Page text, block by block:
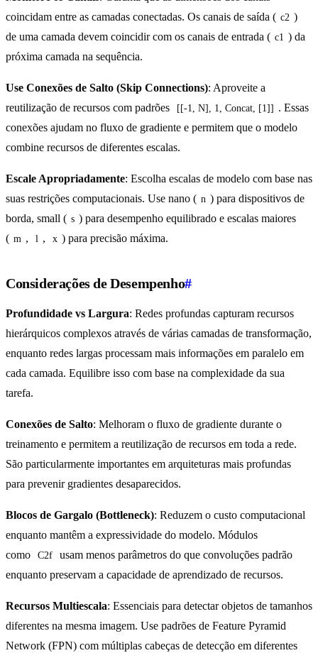
coincidam entre as camadas conectadas. Os canais de saída ( c2 )
de uma camada devem coincidir com os canais de entrada ( c1 ) da
próxima camada na sequência.
Use Conexões de Salto (Skip Connections): Aproveite a
reutilização de recursos com padrões
[[-1, N], 1, Concat, [1]] . Essas
conexões ajudam no fluxo de gradiente e permitem que o modelo
combine recursos de diferentes escalas.
Escale Apropriadamente: Escolha escalas de modelo com base nas
suas restrições computacionais. Use nano ( n ) para dispositivos de
borda, small ( s ) para desempenho equilibrado e escalas maiores
( m , l , x ) para precisão máxima.
Considerações de Desempenho#
Profundidade vs Largura: Redes profundas capturam recursos
hierárquicos complexos através de várias camadas de transformação,
enquanto redes largas processam mais informações em paralelo em
cada camada. Equilibre isso com base na complexidade da sua
tarefa.
Conexões de Salto: Melhoram o fluxo de gradiente durante o
treinamento e permitem a reutilização de recursos em toda a rede.
São particularmente importantes em arquiteturas mais profundas
para prevenir gradientes desaparecidos.
Blocos de Gargalo (Bottleneck): Reduzem o custo computacional
enquanto mantêm a expressividade do modelo. Módulos
como
C2f
usam menos parâmetros do que convoluções padrão
enquanto preservam a capacidade de aprendizado de recursos.
Recursos Multiescala: Essenciais para detectar objetos de tamanhos
diferentes na mesma imagem. Use padrões de Feature Pyramid
Network (FPN) com múltiplas cabeças de detecção em diferentes